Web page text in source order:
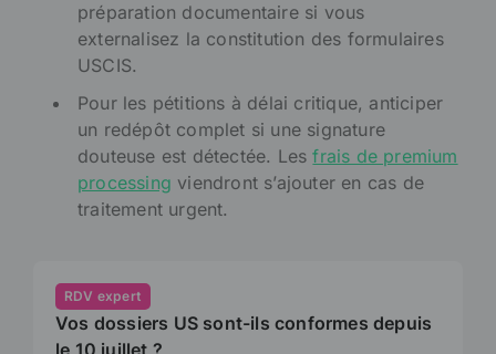
préparation documentaire si vous
externalisez la constitution des formulaires
USCIS.
Pour les pétitions à délai critique, anticiper
un redépôt complet si une signature
douteuse est détectée. Lesfrais de premium
processing viendront s’ajouter en cas de
traitement urgent.
RDV expert
Vos dossiers US sont-ils conformes depuis